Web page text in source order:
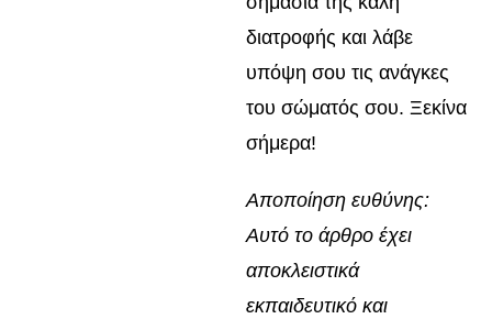
διατροφής και λάβε
υπόψη σου τις ανάγκες
του σώματός σου. Ξεκίνα
σήμερα!
Αποποίηση ευθύνης:
Αυτό το άρθρο έχει
αποκλειστικά
εκπαιδευτικό και